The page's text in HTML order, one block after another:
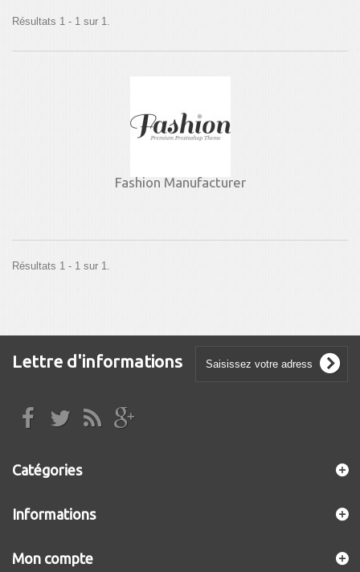
Résultats 1 - 1 sur 1.
Fashion Manufacturer
Résultats 1 - 1 sur 1.
Lettre d'informations
Catégories
Informations
Mon compte